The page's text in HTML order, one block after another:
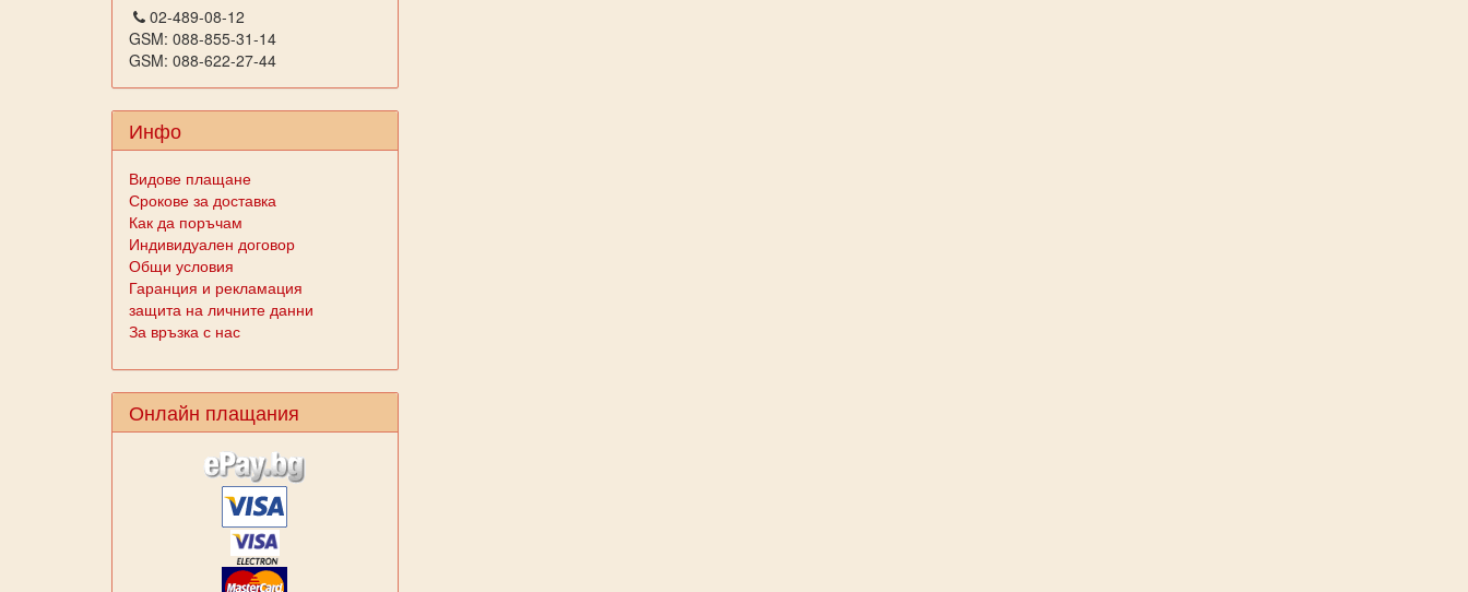
02-489-08-12
GSM: 088-855-31-14
GSM: 088-622-27-44
Инфо
Видове плащане
Срокове за доставка
Как да поръчам
Индивидуален договор
Общи условия
Гаранция и рекламация
защита на личните данни
За връзка с нас
Онлайн плащания